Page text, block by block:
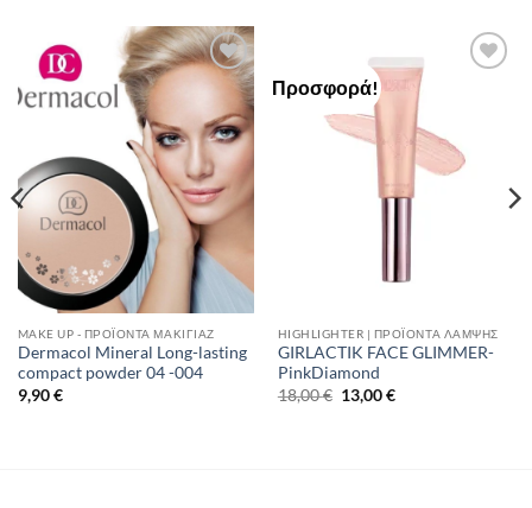
MAKE UP - ΠΡΟΪΌΝΤΑ ΜΑΚΙΓΙΆΖ
Dermacol Mineral Long-lasting
compact powder 04 -004
9,90€
Προσφορά!
HIGHLIGHTER | ΠΡΟΪΌΝΤΑ ΛΆΜΨΗΣ
GIRLACTIK FACE GLIMMER-
PinkDiamond
18,00€ Original
price
13,00€Η